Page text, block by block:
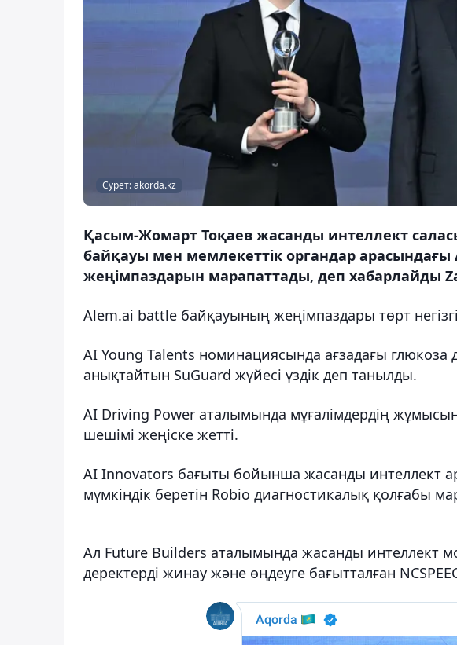
Сурет: akorda.kz
Қасым-Жомарт Тоқаев жасанды интеллект
байқауы мен мемлекеттік органдар
жеңімпаздарын марапаттады, деп хабарлайды
Alem.ai battle байқауының жеңімпаздары төрт
AI Young Talents номинациясында ағзадағы глюкоза
анықтайтын SuGuard жүйесі үздік деп танылды.
AI Driving Power аталымында мұғалімдердің
шешімі жеңіске жетті.
AI Innovators бағыты бойынша жасанды интеллект
мүмкіндік беретін Robio диагностикалық қолғабы
Ал Future Builders аталымында жасанды интеллект
деректерді жинау және өңдеуге бағытталған